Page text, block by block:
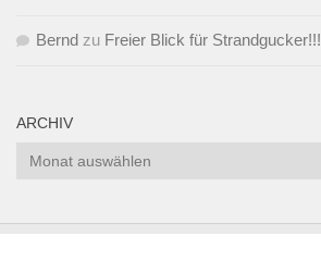
Bernd zu Freier Blick für Strandgucker!!!
ARCHIV
Archiv